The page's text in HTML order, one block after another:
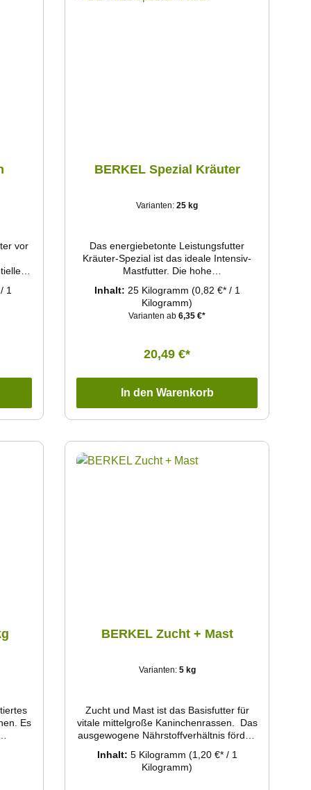
vor
1
BERKEL Spezial Kräuter
Varianten:25 kg
Das energiebetonte Leistungsfutter
Kräuter-Spezial ist das ideale Intensiv-
Mastfutter. Die hohe
Proteinanteil unterstützen eine schnelle
Gewichtsentwicklung.
Inhalt: 25 Kilogramm (0,82 €* / 1
Kilogramm)
Varianten ab 6,35 €*
20,49 €*
In den Warenkorb
Es
BERKEL Zucht + Mast
Varianten: 5 kg
Zucht und Mast ist das Basisfutter für
vitale mittelgroße Kaninchenrassen. Das
ausgewogene Nährstoffverhältnis fördert
Masttiere. Berkel Zucht + Mast
bekommen wir in loser Form und füllen
Inhalt: 5 Kilogramm (1,20 €* / 1
Kilogramm)